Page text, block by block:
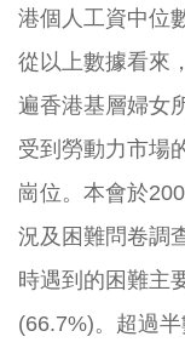
港個人工資中位
從以上數據看來
遍香港基層婦女
受到勞動力市場
崗位。本會於
況及困難問卷調
時遇到的困難主
(66.7%)。超過